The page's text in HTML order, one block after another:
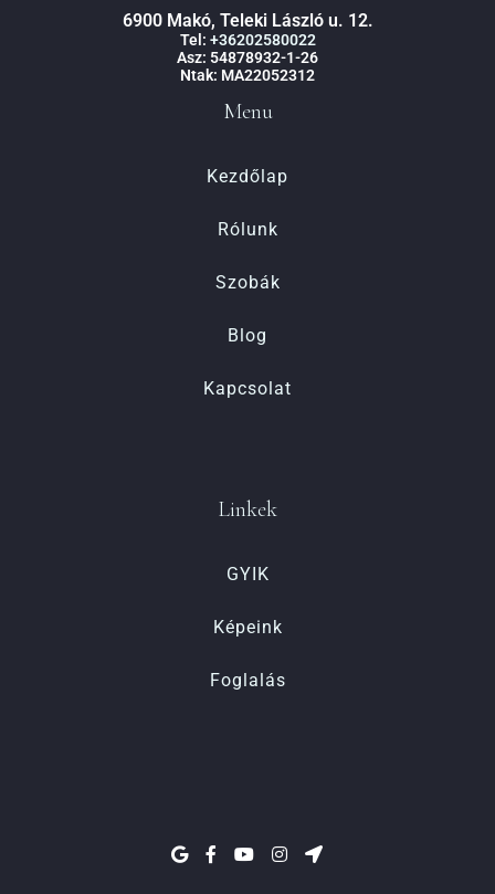
6900 Makó, Teleki László u. 12.
Tel: +36202580022
Asz: 54878932-1-26
Ntak: MA22052312
Menu
Kezdőlap
Rólunk
Szobák
Blog
Kapcsolat
Linkek
GYIK
Képeink
Foglalás
KERESÉS